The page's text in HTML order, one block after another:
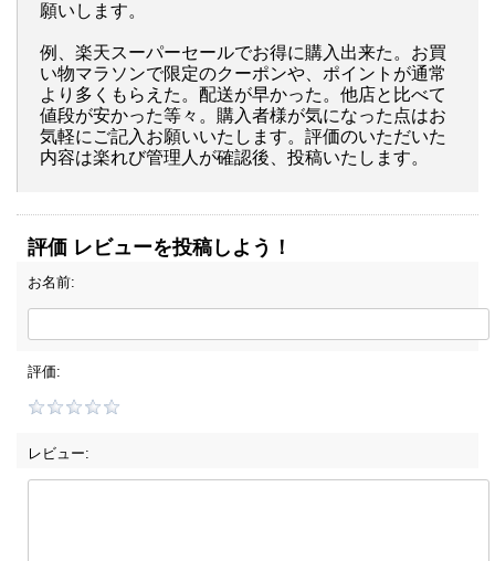
願いします。
例、楽天スーパーセールでお得に購入出来た。お買
い物マラソンで限定のクーポンや、ポイントが通常
より多くもらえた。配送が早かった。他店と比べて
値段が安かった等々。購入者様が気になった点はお
気軽にご記入お願いいたします。評価のいただいた
内容は楽れび管理人が確認後、投稿いたします。
評価 レビューを投稿しよう！
お名前:
評価:
レビュー: